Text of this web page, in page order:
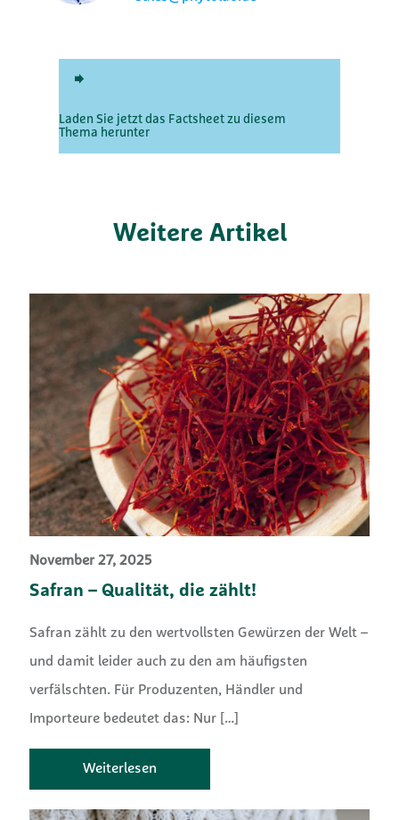
Laden Sie jetzt das Factsheet zu diesem
Thema herunter
Weitere Artikel
November 27, 2025
Safran – Qualität, die zählt!
Safran zählt zu den wertvollsten Gewürzen der Welt –
und damit leider auch zu den am häufigsten
verfälschten. Für Produzenten, Händler und
Importeure bedeutet das: Nur […]
Weiterlesen